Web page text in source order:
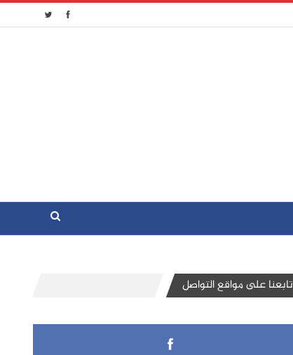
تابعنا على مواقع التواصل